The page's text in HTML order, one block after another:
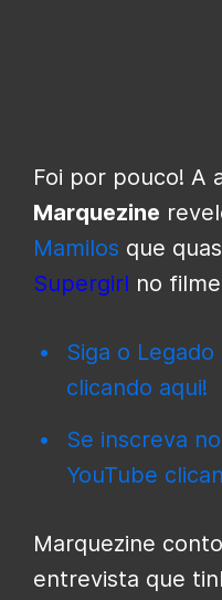
Foi por pouco! A
Marquezine
Mamilos que
Supergirl no filme
Siga o
clicando aqui!
Se inscreva
YouTube
Marquezine
entrevista que